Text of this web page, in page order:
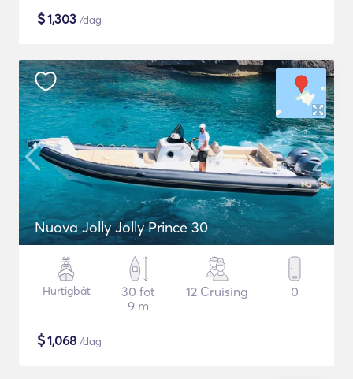
$1,303 /dag
Nuova Jolly Jolly Prince 30
Hurtigbåt
30 fot
9 m
12 Cruising 0
$1,068 /dag